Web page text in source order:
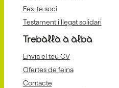
Fes-te soci
Testament i llegat solidari
Treballa a alba
Envia el teu CV
Ofertes de feina
Contacte